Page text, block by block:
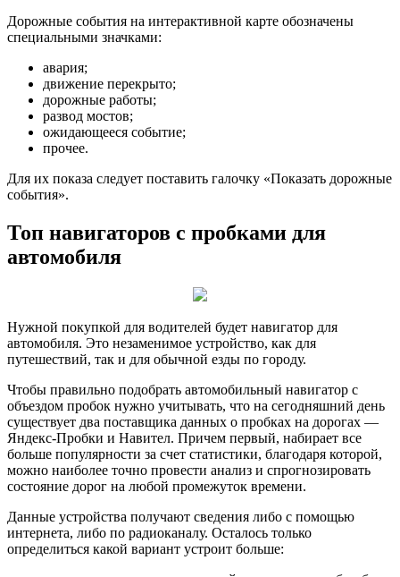
Дорожные события на интерактивной карте обозначены
специальными значками:
авария;
движение перекрыто;
дорожные работы;
развод мостов;
ожидающееся событие;
прочее.
Для их показа следует поставить галочку «Показать дорожные
события».
Топ навигаторов с пробками для
автомобиля
Нужной покупкой для водителей будет навигатор для
автомобиля. Это незаменимое устройство, как для
путешествий, так и для обычной езды по городу.
Чтобы правильно подобрать автомобильный навигатор с
объездом пробок нужно учитывать, что на сегодняшний день
существует два поставщика данных о пробках на дорогах —
Яндекс-Пробки и Навител. Причем первый, набирает все
больше популярности за счет статистики, благодаря которой,
можно наиболее точно провести анализ и спрогнозировать
состояние дорог на любой промежуток времени.
Данные устройства получают сведения либо с помощью
интернета, либо по радиоканалу. Осталось только
определиться какой вариант устроит больше: